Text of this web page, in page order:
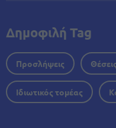
Δημοφιλή Tag
Προσλήψεις
Ιδιωτικός τομέας